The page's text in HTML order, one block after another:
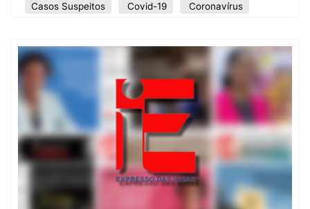
Casos Suspeitos
Covid-19 Coronavírus